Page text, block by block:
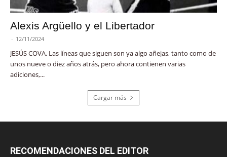
Alexis Argüello y el Libertador
- 12/11/2024
JESÚS COVA. Las líneas que siguen son ya algo añejas, tanto como de
unos nueve o diez años atrás, pero ahora contienen varias
adiciones,...
Cargar más
RECOMENDACIONES DEL EDITOR